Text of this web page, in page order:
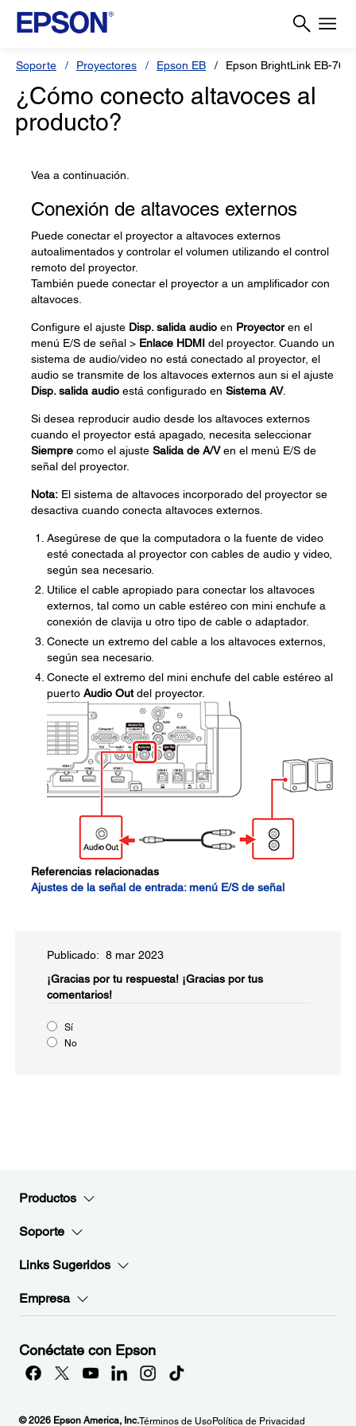
Soporte Proyectores Epson EB Epson BrightLink EB-
¿Cómo conecto altavoces al
producto?
Vea a continuación.
Conexión de altavoces externos
Puede conectar el proyector a altavoces externos
autoalimentados y controlar el volumen utilizando el control
remoto del proyector.
También puede conectar el proyector a un amplificador con
altavoces.
Configure el ajuste Disp. salida audio en Proyectoren el
menú E/S de señal > Enlace HDMI del proyector. Cuando un
sistema de audio/video no está conectado al proyector, el
audio se transmite de los altavoces externos aun si el ajuste
Disp. salida audio está configurado en Sistema AV.
Si desea reproducir audio desde los altavoces externos
cuando el proyector está apagado, necesita seleccionar
Siempre como el ajuste Salida de A/Ven el menú E/S de
señal del proyector.
Nota: El sistema de altavoces incorporado del proyector se
desactiva cuando conecta altavoces externos.
Asegúrese de que la computadora o la fuente de video
esté conectada al proyector con cables de audio y video,
según sea necesario.
Utilice el cable apropiado para conectar los altavoces
externos, tal como un cable estéreo con mini enchufe a
conexión de clavija u otro tipo de cable o adaptador.
Conecte un extremo del cable a los altavoces externos,
según sea necesario.
Conecte el extremo del mini enchufe del cable estéreo al
puerto Audio Outdel proyector.
Referencias relacionadas
Ajustes de la señal de entrada: menú E/S de señal
Publicado: 8 mar 2023
¡Gracias por tu respuesta! ¡Gracias por tus
comentarios!
Sí
No
Productos
Soporte
Links Sugeridos
Empresa
Conéctate con Epson
© 2026 Epson America, Inc.Términos de UsoPolítica de Privacidad